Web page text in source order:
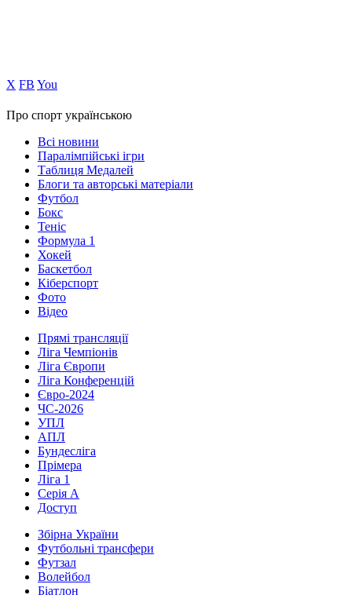
Х FB You
Про спорт українською
Всі новини
Паралімпійські ігри
Таблиця Медалей
Блоги та авторські матеріали
Футбол
Бокс
Теніс
Формула 1
Хокей
Баскетбол
Кіберспорт
Фото
Відео
Прямі трансляції
Ліга Чемпіонів
Ліга Європи
Ліга Конференцій
Євро-2024
ЧС-2026
УПЛ
АПЛ
Бундесліга
Прімера
Ліга 1
Серія А
Доступ
Збірна України
Футбольні трансфери
Футзал
Волейбол
Біатлон